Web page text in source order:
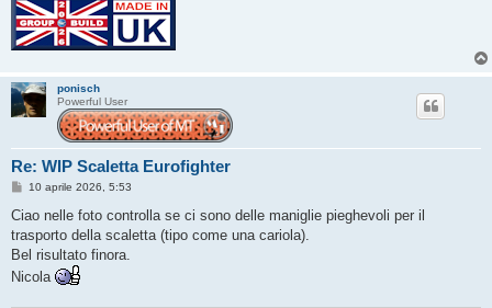
ponisch
Powerful User
Re: WIP Scaletta Eurofighter
M
s
a
g
i
10 aprile 2026, 5:53
Ciao nelle foto controlla se ci sono delle maniglie pieghevoli per il
trasporto della scaletta (tipo come una cariola).
Bel risultato finora.
Nicola